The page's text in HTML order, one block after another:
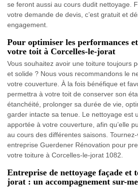
se feront aussi au cours dudit nettoyage.
votre demande de devis, c’est gratuit et
engagement.
Pour optimiser les performances
votre toit à Corcelles-le-jorat
Vous souhaitez avoir une toiture toujours
et solide ? Nous vous recommandons le
votre couverture. À la fois bénéfique et
permettra à votre toit de conserver son
étanchéité, prolonger sa durée de vie,
garder intacte sa tenue. Le nettoyage est
apportée à votre couverture, afin qu’elle
au cours des différentes saisons.
entreprise Guerdener Rénovation pour
votre toiture à Corcelles-le-jorat 1082.
Entreprise de nettoyage façade et
jorat : un accompagnement sur-